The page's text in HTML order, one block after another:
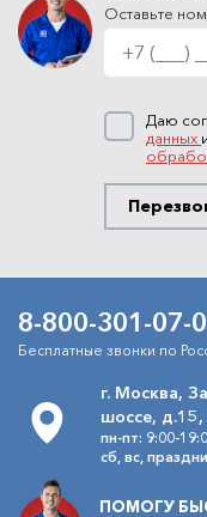
Оставьте
Даю
данных
8-800-301-07-
Бесплатные звонки по
г. Москва,
шоссе, д.15,
пн-пт: 9:00-
сб, вс,
ПОМОГУ